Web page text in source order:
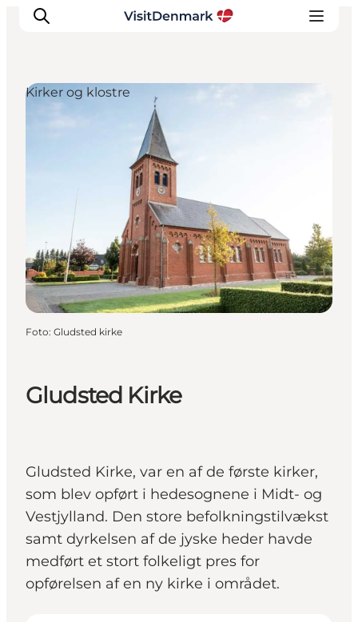
Destinationer
Overnatning
Planlæg ferien
Gludsted Kirke
Gludsted Kirke, var en af de første kirker,
som blev opført i hedesognene i Midt- og
Vestjylland. Den store befolkningstilvækst
samt dyrkelsen af de jyske heder havde
medført et stort folkeligt pres for
opførelsen af en ny kirke i området.
Kirker og klostre
Foto: Gludsted kirke